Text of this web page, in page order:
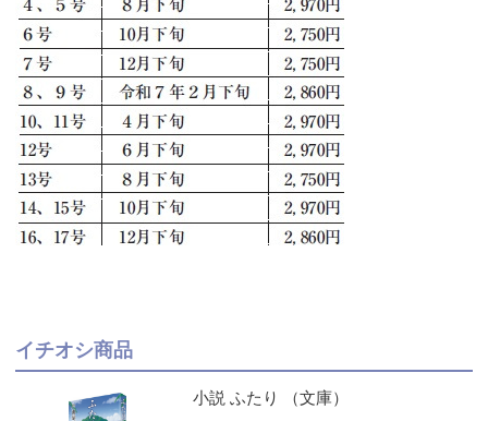
イチオシ商品
小説 ふたり （文庫）